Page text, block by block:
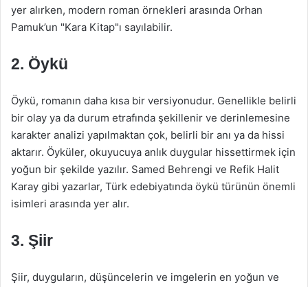
yer alırken, modern roman örnekleri arasında Orhan
Pamuk’un "Kara Kitap"ı sayılabilir.
2. Öykü
Öykü, romanın daha kısa bir versiyonudur. Genellikle belirli
bir olay ya da durum etrafında şekillenir ve derinlemesine
karakter analizi yapılmaktan çok, belirli bir anı ya da hissi
aktarır. Öyküler, okuyucuya anlık duygular hissettirmek için
yoğun bir şekilde yazılır. Samed Behrengi ve Refik Halit
Karay gibi yazarlar, Türk edebiyatında öykü türünün önemli
isimleri arasında yer alır.
3. Şiir
Şiir, duyguların, düşüncelerin ve imgelerin en yoğun ve